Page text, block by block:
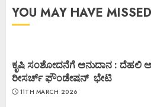
YOU MAY HAVE MISSED
ಕೃಷಿ ಸಂಶೋದನೆಗೆ ಅನುದಾನ : ದೆಹಲಿ
ರೀಸರ್ಚ್ ಫೌಂಡೇಷನ್ ಭೇಟಿ
11TH MARCH 2026